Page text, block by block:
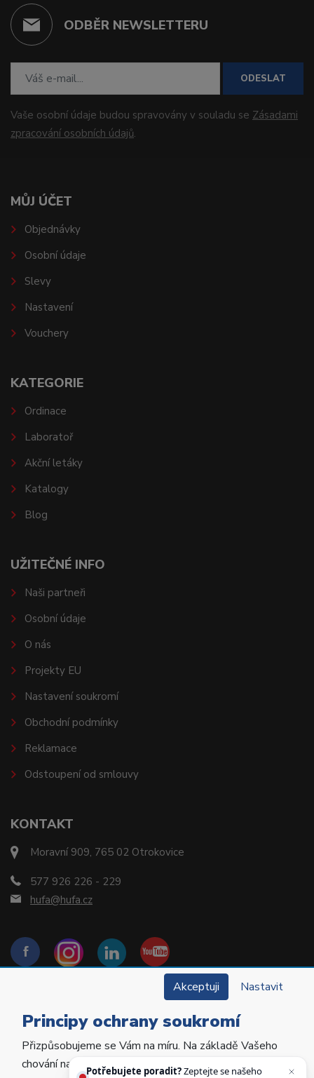
ODBĚR NEWSLETTERU
ODESLAT
Vaše osobní údaje budou spravovány v souladu se Zásadami
zpracování osobních údajů.
KONTAKT
Moravní 909, 765 02 Otrokovice
577 926 226 - 229
hufa@hufa.cz
MŮJ ÚČET
Objednávky
Osobní údaje
Slevy
Nastavení
Vouchery
KATEGORIE
Ordinace
Laboratoř
Akční letáky
Katalogy
Blog
UŽITEČNÉ INFO
Naši partneři
Osobní údaje
O nás
Projekty EU
Nastavení soukromí
Obchodní podmínky
Reklamace
Odstoupení od smlouvy
Copyright © 2022 Hu-Fa Dental a.s. Všechna práva
vyhrazena.
Akceptuji Nastavit
Principy ochrany soukromí
Přizpůsobujeme se Vám na míru. Na základě Vašeho
chování na webu personalizujeme jeho obsah a
Potřebujete poradit?Zeptejte se našeho